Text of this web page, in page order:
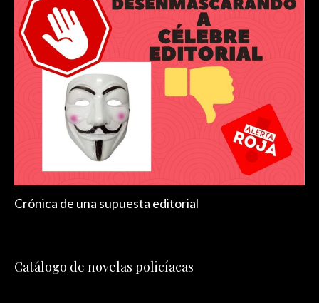
Crónica de una supuesta editorial
Catálogo de novelas policíacas